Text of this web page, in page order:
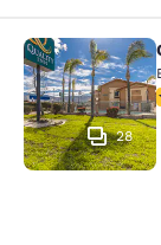
Quality
28